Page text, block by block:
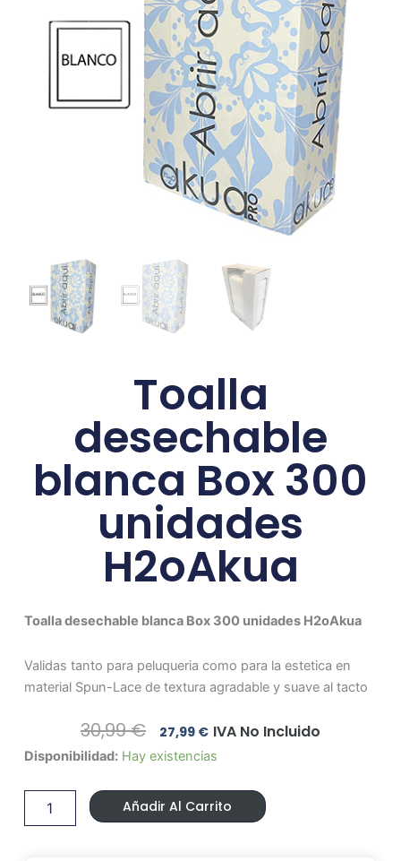
Toalla
desechable
blanca Box 300
unidades
H2oAkua
Toalla desechable blanca Box 300 unidades H2oAkua
Validas tanto para peluqueria como para la estetica en
material Spun-Lace de textura agradable y suave al tacto
30,99€ El
Precio
Original
Era:
30,99 €.
27,99 €El
Precio
Actual
Es:
27,99 €.
IVA No Incluido
Disponibilidad: Hay existencias
Toalla
blanca
300
Añadir Al Carrito